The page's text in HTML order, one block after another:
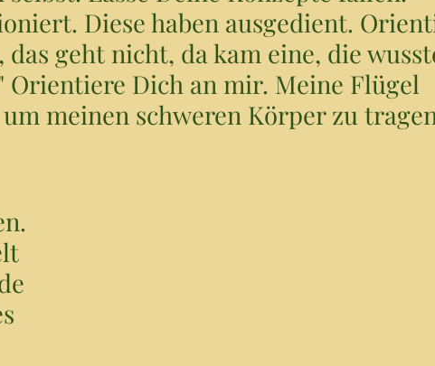
Diese haben ausgedient.
geht nicht, da kam eine, die
Orientiere Dich an mir. Meine Flügel
meinen schweren Körper zu